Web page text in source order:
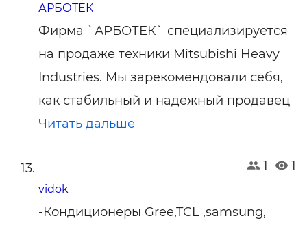
АРБОТЕК
Фирма `АРБОТЕК` специализируется
на продаже техники Mitsubishi Heavy
Industries. Мы зарекомендовали себя,
как стабильный и надежный продавец
Читать дальше
1 1
vidok
-Кондиционеры Gree,TCL ,samsung,